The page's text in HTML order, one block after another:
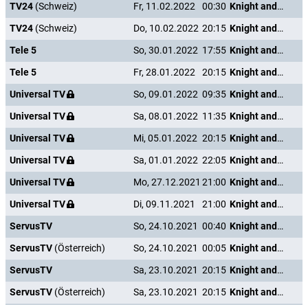
TV24 (Schweiz) Fr, 11.02.2022 00:30
Knight and Day
TV24 (Schweiz) Do, 10.02.2022 20:15
Knight and Day
Tele 5
So, 30.01.2022 17:55
Knight and Day
Tele 5
Fr, 28.01.2022 20:15
Knight and Day
Universal TV
So, 09.01.2022 09:35
Knight and Day
Universal TV
Sa, 08.01.2022 11:35
Knight and Day
Universal TV
Mi, 05.01.2022 20:15
Knight and Day
Universal TV
Sa, 01.01.2022 22:05
Knight and Day
Universal TV
Mo, 27.12.2021 21:00
Knight and Day
Universal TV
Di, 09.11.2021 21:00
Knight and Day
ServusTV
So, 24.10.2021 00:40
Knight and Day
ServusTV (Österreich) So, 24.10.2021 00:05
Knight and Day
ServusTV
Sa, 23.10.2021 20:15
Knight and Day
ServusTV (Österreich) Sa, 23.10.2021 20:15
Knight and Day